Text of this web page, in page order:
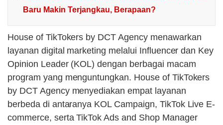
Baru Makin Terjangkau, Berapaan?
House of TikTokers by DCT Agency menawarkan
layanan digital marketing melalui Influencer dan Key
Opinion Leader (KOL) dengan berbagai macam
program yang menguntungkan. House of TikTokers
by DCT Agency menyediakan empat layanan
berbeda di antaranya KOL Campaign, TikTok Live E-
commerce, serta TikTok Ads and Shop Manager